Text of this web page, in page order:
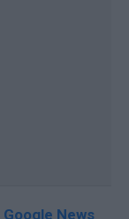
Google News